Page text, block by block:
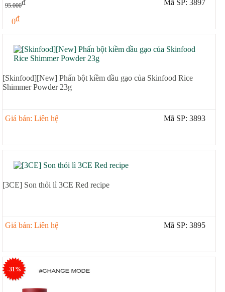
95.000đ
0đ
Mã SP: 3897
[Skinfood][New] Phấn bột kiềm dầu gạo của Skinfood Rice
Shimmer Powder 23g
Giá bán: Liên hệ Mã SP: 3893
[3CE] Son thỏi lì 3CE Red recipe
Giá bán: Liên hệ Mã SP: 3895
-31%